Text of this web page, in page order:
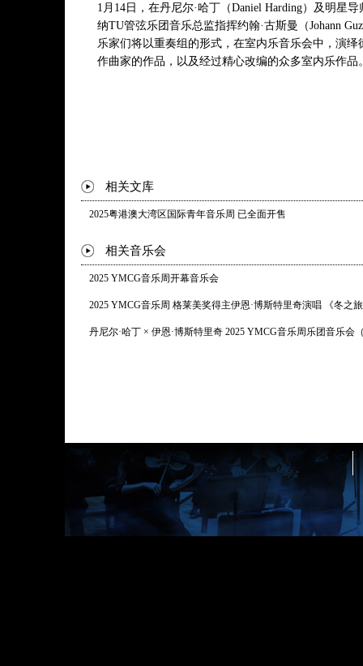
约翰·埃里克森（卡尔·托尔森 改编）：手的森林
John Eriksson (arr. Karl Thorsson): Träd (A Forest of Hands)
韦恩·西格尔（卡尔·托尔森 改编）：42街回旋曲
Mendelssohn: String Symphony No. 9 in C major, MWV N9
* 曲目以演出现场为准
1月14日，在丹尼尔·哈丁（Daniel Harding）及明星
纳TU管弦乐团音乐总监指挥约翰·古斯曼（Johann
乐家们将以重奏组的形式，在室内乐音乐会中，演
作曲家的作品，以及经过精心改编的众多室内乐作品
相关文库
2025粤港澳大湾区国际青年音乐周 已全面开售
相关音乐会
2025 YMCG音乐周开幕音乐会
2025 YMCG音乐周 格莱美奖得主伊恩·博斯特里奇演唱 《冬之
丹尼尔·哈丁 × 伊恩·博斯特里奇 2025 YMCG音乐周乐团音乐会